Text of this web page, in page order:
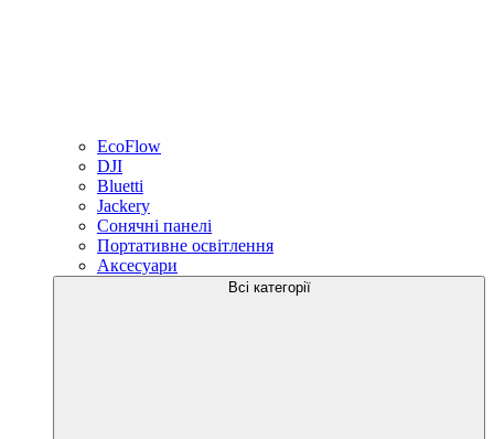
EcoFlow
DJI
Bluetti
Jackery
Сонячні панелі
Портативне освітлення
Аксесуари
Всі категорії